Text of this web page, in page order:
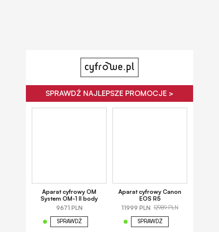
SPRAWDŹ NAJLEPSZE PROMOCJE >
Aparat cyfrowy OM
System OM-1 II body
9671 PLN
SPRAWDŹ
Aparat cyfrowy Canon
EOS R5
11999 PLN 12989 PLN
SPRAWDŹ